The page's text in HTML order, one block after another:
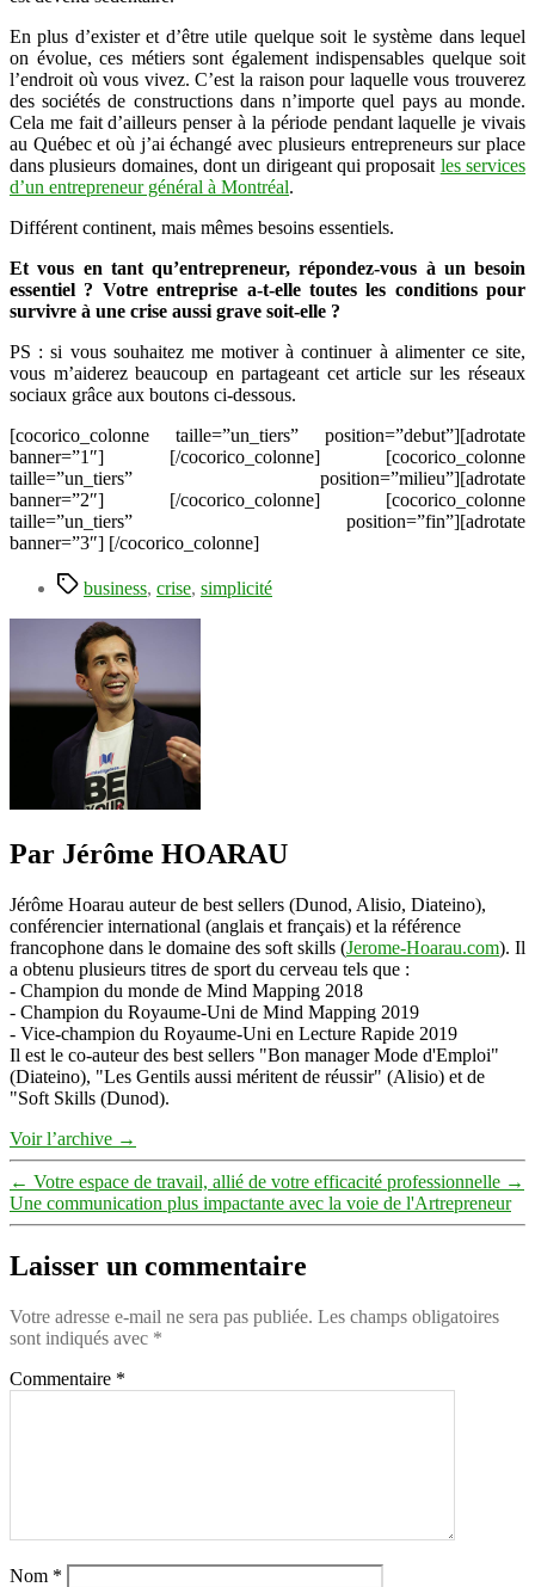
En plus d’exister et d’être utile quelque soit le système dans lequel
on évolue, ces métiers sont également indispensables quelque soit
l’endroit où vous vivez. C’est la raison pour laquelle vous trouverez
des sociétés de constructions dans n’importe quel pays au monde.
Cela me fait d’ailleurs penser à la période pendant laquelle je vivais
au Québec et où j’ai échangé avec plusieurs entrepreneurs sur place
dans plusieurs domaines, dont un dirigeant qui proposait les services
d’un entrepreneur général à Montréal.
Différent continent, mais mêmes besoins essentiels.
Et vous en tant qu’entrepreneur, répondez-vous à un besoin
essentiel ? Votre entreprise a-t-elle toutes les conditions pour
survivre à une crise aussi grave soit-elle ?
PS : si vous souhaitez me motiver à continuer à alimenter ce site,
vous m’aiderez beaucoup en partageant cet article sur les réseaux
sociaux grâce aux boutons ci-dessous.
[cocorico_colonne taille=”un_tiers” position=”debut”][adrotate
banner=”1″] [/cocorico_colonne] [cocorico_colonne
taille=”un_tiers” position=”milieu”][adrotate
banner=”2″] [/cocorico_colonne] [cocorico_colonne
taille=”un_tiers” position=”fin”][adrotate
banner=”3″] [/cocorico_colonne]
Étiquettes
business, crise, simplicité
Par Jérôme HOARAU
Jérôme Hoarau auteur de best sellers (Dunod, Alisio, Diateino),
conférencier international (anglais et français) et la référence
francophone dans le domaine des soft skills (Jerome-Hoarau.com). Il
a obtenu plusieurs titres de sport du cerveau tels que :
- Champion du monde de Mind Mapping 2018
- Champion du Royaume-Uni de Mind Mapping 2019
- Vice-champion du Royaume-Uni en Lecture Rapide 2019
Il est le co-auteur des best sellers "Bon manager Mode d'Emploi"
(Diateino), "Les Gentils aussi méritent de réussir" (Alisio) et de
"Soft Skills (Dunod).
Voir l’archive →
← Votre espace de travail, allié de votre efficacité professionnelle →
Une communication plus impactante avec la voie de l'Artrepreneur
Laisser un commentaire
Votre adresse e-mail ne sera pas publiée. Les champs obligatoires
sont indiqués avec *
Commentaire *
Nom *